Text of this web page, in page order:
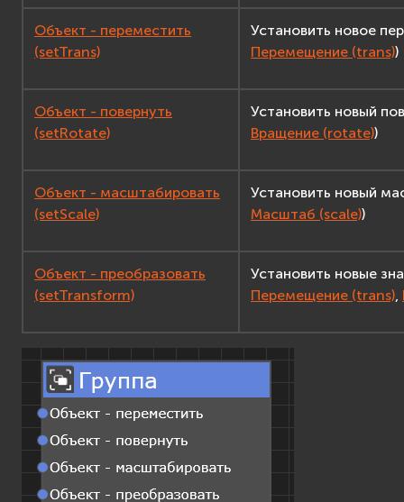
Объект - переместить
(setTrans)
Установить новое
Перемещение (trans))
Объект - повернуть
(setRotate)
Установить новый
Вращение (rotate))
Объект - масштабировать
(setScale)
Установить новый
Масштаб (scale))
Объект - преобразовать
(setTransform)
Установить новые
Перемещение (trans)